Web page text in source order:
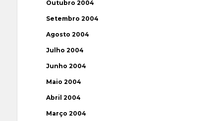
Outubro 2004
Setembro 2004
Agosto 2004
Julho 2004
Junho 2004
Maio 2004
Abril 2004
Março 2004